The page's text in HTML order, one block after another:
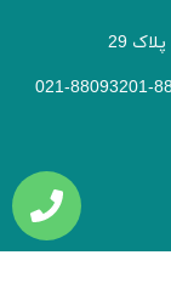
29
021-88093201-